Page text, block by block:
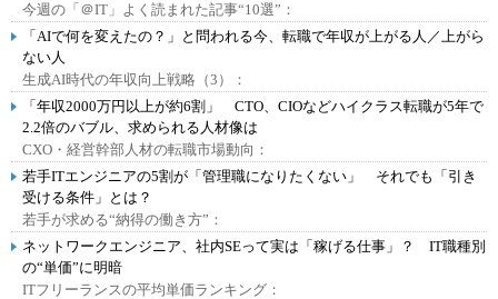
今週の「＠IT」よく読まれた記事“10選”：
「AIで何を変えたの？」と問われる今、転職で年収が上がる人／上がら
ない人
生成AI時代の年収向上戦略（3）：
「年収2000万円以上が約6割」 CTO、CIOなどハイクラス転職が5年で
2.2倍のバブル、求められる人材像は
CXO・経営幹部人材の転職市場動向：
若手ITエンジニアの5割が「管理職になりたくない」 それでも「引き
受ける条件」とは？
若手が求める“納得の働き方”：
ネットワークエンジニア、社内SEって実は「稼げる仕事」？ IT職種別
の“単価”に明暗
ITフリーランスの平均単価ランキング：